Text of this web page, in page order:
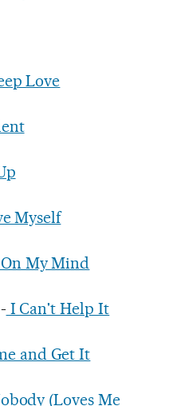
Love
Myself
My Mind
I Can't Help It
and Get It
(Loves Me